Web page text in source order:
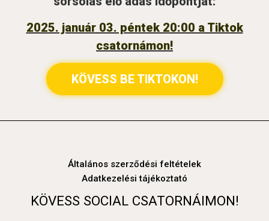
2025. január 03. péntek 20:00 a Tiktok
csatornámon!
KÖVESS BE TIKTOKON!
Általános szerződési feltételek
Adatkezelési tájékoztató
KÖVESS SOCIAL CSATORNÁIMON!